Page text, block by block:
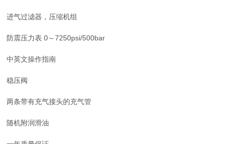
进气过滤器，压缩机组
防震压力表 0～7250psi/500bar
中英文操作指南
稳压阀
两条带有充气接头的充气管
随机附润滑油